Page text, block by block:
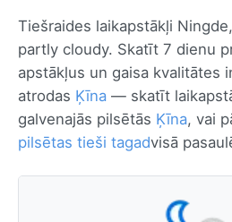
Tiešraides laikapstākļi
partly cloudy. Skatīt 7 dienu
apstākļus un gaisa kvalitātes
atrodas Ķīna — skatīt
galvenajās pilsētās Ķīna, vai
pilsētas tieši tagadvisā